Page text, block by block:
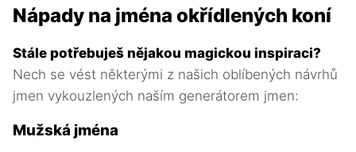
Nápady na jména okřídlených koní
Stále potřebuješ nějakou magickou inspiraci?
Nech se vést některými z našich oblíbených návrhů
jmen vykouzlených naším generátorem jmen:
Mužská jména